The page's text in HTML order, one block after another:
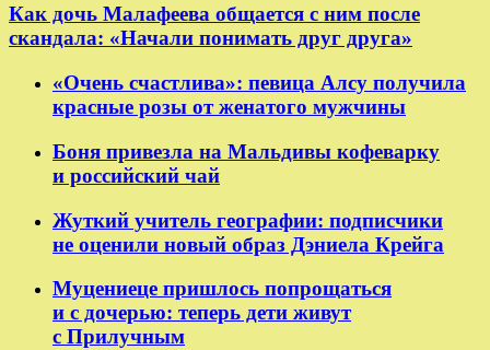
Как дочь Малафеева общается с ним после
скандала: «Начали понимать друг друга»
«Очень счастлива»: певица Алсу получила
красные розы от женатого мужчины
Боня привезла на Мальдивы кофеварку
и российский чай
Жуткий учитель географии: подписчики
не оценили новый образ Дэниела Крейга
Муцениеце пришлось попрощаться
и с дочерью: теперь дети живут
с Прилучным